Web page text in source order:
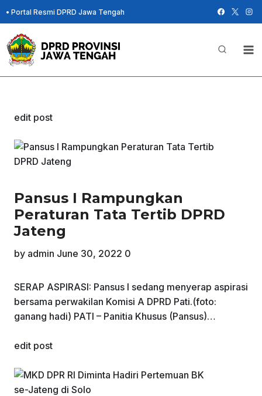
Skip
to
content
• Portal Resmi DPRD Jawa Tengah
edit post
Pansus I Rampungkan
Peraturan Tata Tertib DPRD
Jateng
by admin June 30, 2022 0
SERAP ASPIRASI: Pansus I sedang menyerap aspirasi
bersama perwakilan Komisi A DPRD Pati.(foto:
ganang hadi) PATI – Panitia Khusus (Pansus)…
edit post